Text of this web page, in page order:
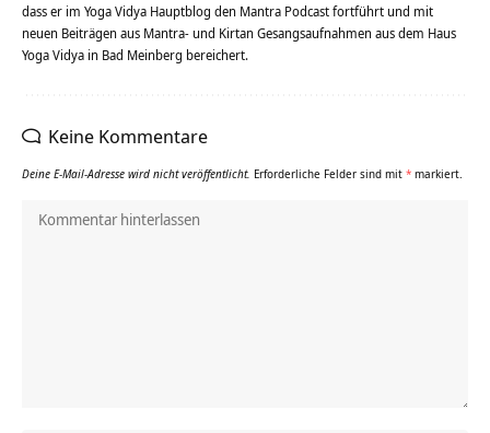
dass er im Yoga Vidya Hauptblog den Mantra Podcast fortführt und mit
neuen Beiträgen aus Mantra- und Kirtan Gesangsaufnahmen aus dem Haus
Yoga Vidya in Bad Meinberg bereichert.
Keine Kommentare
Deine E-Mail-Adresse wird nicht veröffentlicht. Erforderliche Felder sind mit * markiert.